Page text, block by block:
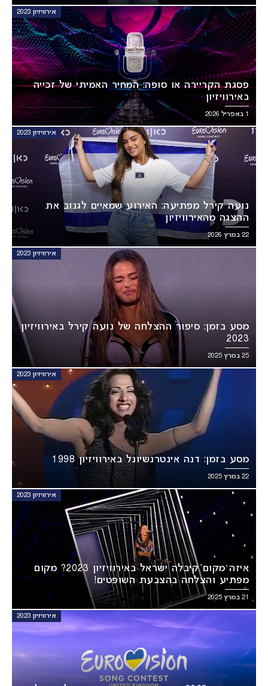
אירוויזיון 2023
פסגת הקריירה או סופה: המחיר האמיתי של זכייה
באירוויזיון
1 באפריל 2026
אירוויזיון 2023
נועה קירל מפתיעה: האירוע שמאיים לגנוב את
ההצגה מהאירוויזיון
22 במרץ 2026
אירוויזיון 2023
מסע בזמן: סיפור ההצלחה של נועה קירל באירוויזיון
2023
25 במרץ 2025
אירוויזיון 2023
מסע בזמן: דנה אינטרנשיונל באירוויזיון 1998
22 במרץ 2025
אירוויזיון 2023
איזה מקום קיבלה ישראל באירוויזיון 2023? מקום
מפתיע והצלחה בהצבעת השופטים!
21 במרץ 2025
אירוויזיון 2023